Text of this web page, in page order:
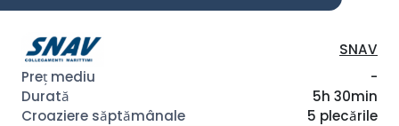
SNAV
-
5h 30min
5 plecările